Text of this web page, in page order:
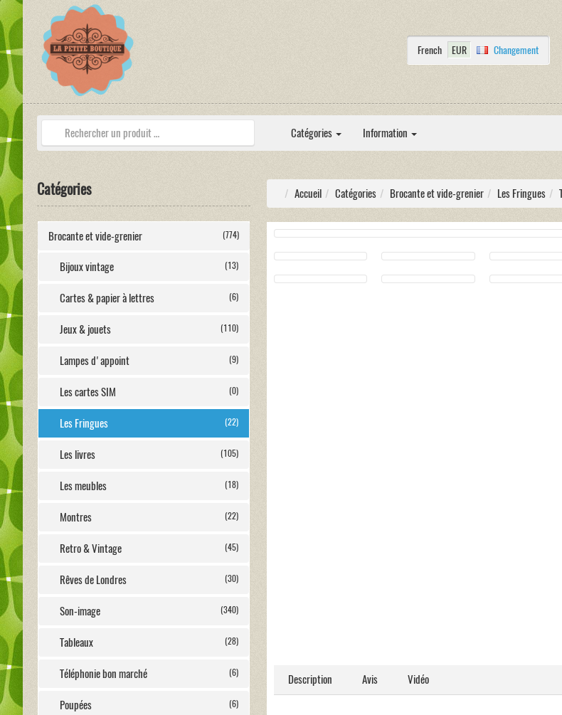
French EUR Changement
Catégories Information
Catégories
Brocante et vide-grenier (774)
Bijoux vintage (13)
Cartes & papier à lettres (6)
Jeux & jouets (110)
Lampes d'appoint (9)
Les cartes SIM (0)
Les Fringues (22)
Les livres (105)
Les meubles (18)
Montres (22)
Retro & Vintage (45)
Rêves de Londres (30)
Son-image (340)
Tableaux (28)
Téléphonie bon marché (6)
Poupées (6)
Accueil Catégories Brocante et vide-grenier Les Fringues
Description Avis Vidéo